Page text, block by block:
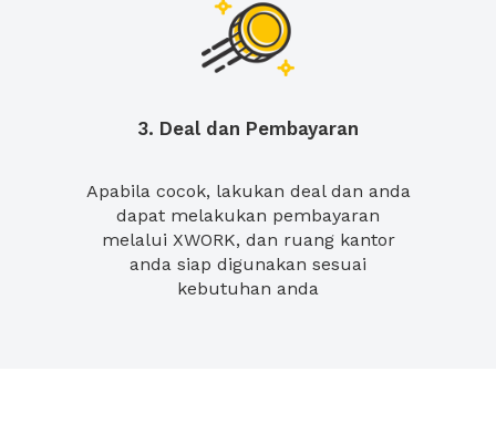
3. Deal dan Pembayaran
Apabila cocok, lakukan deal dan anda
dapat melakukan pembayaran
melalui XWORK, dan ruang kantor
anda siap digunakan sesuai
kebutuhan anda